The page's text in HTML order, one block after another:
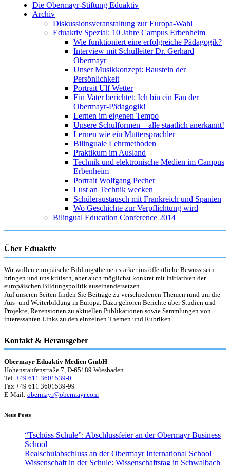
Die Obermayr-Stiftung Eduaktiv
Archiv
Diskussionsveranstaltung zur Europa-Wahl
Eduaktiv Spezial: 10 Jahre Campus Erbenheim
Wie funktioniert eine erfolgreiche Pädagogik?
Interview mit Schulleiter Dr. Gerhard
Obermayr
Unser Musikkonzept: Baustein der
Persönlichkeit
Portrait Ulf Wetter
Ein Vater berichtet: Ich bin ein Fan der
Obermayr-Pädagogik!
Lernen im eigenen Tempo
Unsere Schulformen – alle staatlich anerkannt!
Lernen wie ein Muttersprachler
Bilinguale Lehrmethoden
Praktikum im Ausland
Technik und elektronische Medien im Campus
Erbenheim
Portrait Wolfgang Pecher
Lust an Technik wecken
Schüleraustausch mit Frankreich und Spanien
Wo Geschichte zur Verpflichtung wird
Bilingual Education Conference 2014
Über Eduaktiv
Wir wollen europäische Bildungsthemen stärker ins öffentliche Bewusstsein
bringen und uns kritisch, aber auch möglichst konkret mit Initiativen der
europäischen Bildungspolitik auseinandersetzen.
Auf unseren Seiten finden Sie Beiträge zu verschiedenen Themen rund um die
Aus- und Weiterbildung in Europa. Dazu gehören Berichte über Studien und
Projekte, Rezensionen zu aktuellen Publikationen sowie Sammlungen von
interessanten Links zu den einzelnen Themen und Rubriken.
Kontakt & Herausgeber
Obermayr Eduaktiv Medien GmbH
Hohenstaufenstraße 7, D-65189 Wiesbaden
Tel. +49 611 3601539-0
Fax +49 611 3601539-99
E-Mail: obermayr@obermayr.com
Neue Posts
“Tschüss Schule”: Abschlussfeier an der Obermayr Business
School
Realschulabschluss an der Obermayr International School
Wissenschaft in der Schule: Wissenschaftstag in Schwalbach